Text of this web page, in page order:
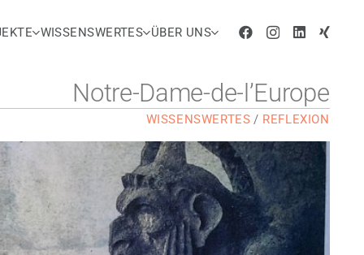
WISSENSWERTES ÜBER UNS
Notre-Dame-de-l’Europe
WISSENSWERTES / REFLEXION